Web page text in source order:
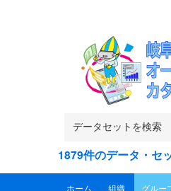
1879件のデータ・セ
ホーム 組織 グルー